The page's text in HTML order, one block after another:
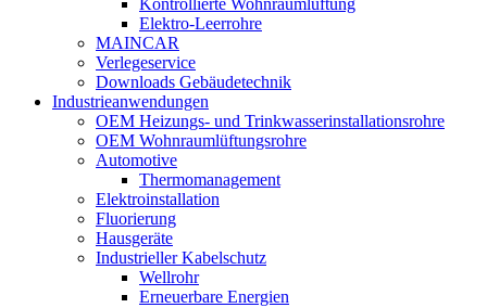
Kontrollierte Wohnraumlüftung
Elektro-Leerrohre
MAINCAR
Verlegeservice
Downloads Gebäudetechnik
Industrieanwendungen
OEM Heizungs- und Trinkwasserinstallationsrohre
OEM Wohnraumlüftungsrohre
Automotive
Thermomanagement
Elektroinstallation
Fluorierung
Hausgeräte
Industrieller Kabelschutz
Wellrohr
Erneuerbare Energien